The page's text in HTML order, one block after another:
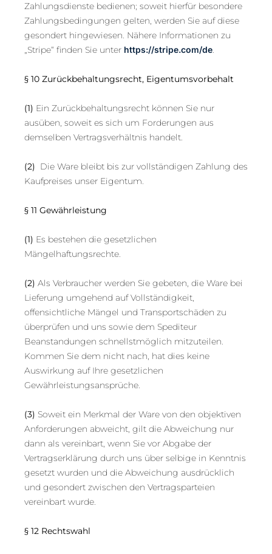
Zahlungsdienste bedienen; soweit hierfür besondere
Zahlungsbedingungen gelten, werden Sie auf diese
gesondert hingewiesen. Nähere Informationen zu
„Stripe“ finden Sie unter https://stripe.com/de.
§ 10 Zurückbehaltungsrecht, Eigentumsvorbehalt
(1) Ein Zurückbehaltungsrecht können Sie nur
ausüben, soweit es sich um Forderungen aus
demselben Vertragsverhältnis handelt.
(2) Die Ware bleibt bis zur vollständigen Zahlung des
Kaufpreises unser Eigentum.
§ 11 Gewährleistung
(1) Es bestehen die gesetzlichen
Mängelhaftungsrechte.
(2) Als Verbraucher werden Sie gebeten, die Ware bei
Lieferung umgehend auf Vollständigkeit,
offensichtliche Mängel und Transportschäden zu
überprüfen und uns sowie dem Spediteur
Beanstandungen schnellstmöglich mitzuteilen.
Kommen Sie dem nicht nach, hat dies keine
Auswirkung auf Ihre gesetzlichen
Gewährleistungsansprüche.
(3) Soweit ein Merkmal der Ware von den objektiven
Anforderungen abweicht, gilt die Abweichung nur
dann als vereinbart, wenn Sie vor Abgabe der
Vertragserklärung durch uns über selbige in Kenntnis
gesetzt wurden und die Abweichung ausdrücklich
und gesondert zwischen den Vertragsparteien
vereinbart wurde.
§ 12 Rechtswahl